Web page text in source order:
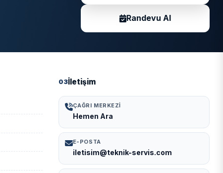
Randevu Al
03İletişim
ÇAĞRI MERKEZI
Hemen Ara
E-POSTA
iletisim@teknik-servis.com